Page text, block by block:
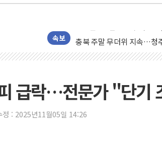
속보
주말 무더위·열대야 지속…
충북 주말 무더위 지속…청
10월 보완수사권 폐지·공
한상협, 업계 개인정보 보
뉴욕증시, 고용 쇼크에 금
트럼프, 쿡 연준 이사 해임
유럽증시, 美 고용 예상
급락…전문가 "단기
정 : 2025년11월05일 14:26